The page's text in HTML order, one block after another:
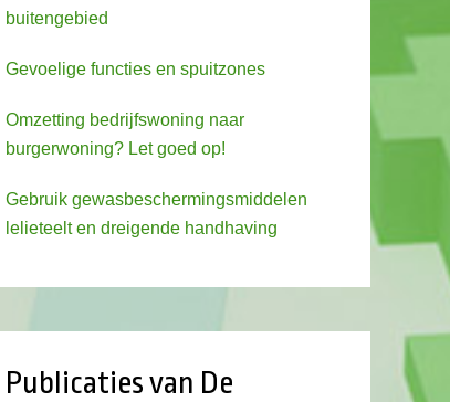
buitengebied
Gevoelige functies en spuitzones
Omzetting bedrijfswoning naar
burgerwoning? Let goed op!
Gebruik gewasbeschermingsmiddelen
lelieteelt en dreigende handhaving
Publicaties van De